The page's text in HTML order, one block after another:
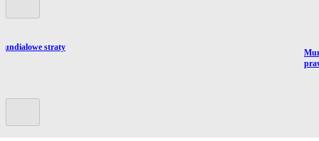
straty